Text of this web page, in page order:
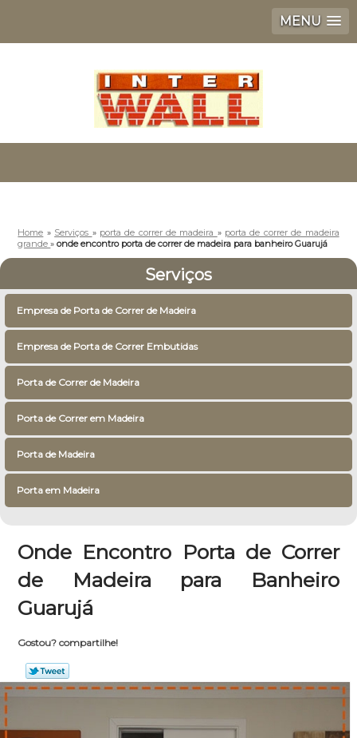
MENU
Home » Serviços » porta de correr de madeira » porta de correr de madeira
grande»onde encontro porta de correr de madeira para banheiro Guarujá
Serviços
Empresa de Porta de Correr de Madeira
Empresa de Porta de Correr Embutidas
Porta de Correr de Madeira
Porta de Correr em Madeira
Porta de Madeira
Porta em Madeira
Onde Encontro Porta de Correr
de Madeira para Banheiro
Guarujá
Gostou? compartilhe!